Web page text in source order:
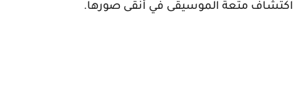
اكتشاف متعة الموسيقى في أنقى صورها.